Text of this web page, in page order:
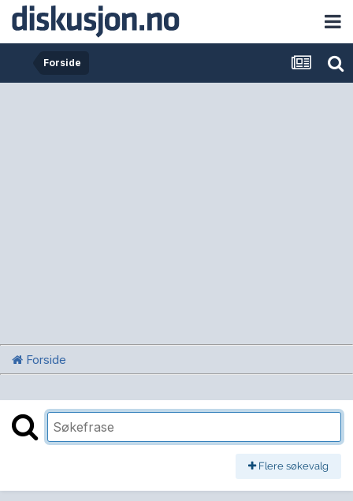
Forside
Forside
Flere søkevalg